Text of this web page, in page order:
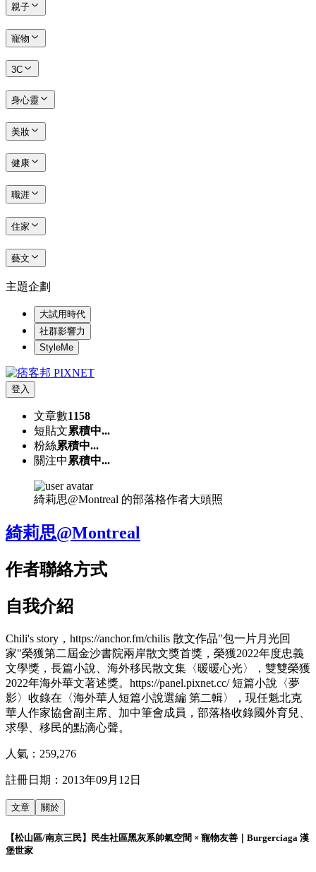
親子
寵物
3C
身心靈
美妝
健康
職涯
住家
藝文
主題企劃
大試用時代
社群影響力
StyleMe
登入
文章數1158
短貼文累積中...
粉絲累積中...
關注中 累積中...
綺莉思@Montreal 的部落格作者大頭照
綺莉思@Montreal
作者聯絡方式
自我介紹
Chili's story，https://anchor.fm/chilis 散文作品"包一片月光回
家"榮獲第二屆金沙書院兩岸散文獎首獎，榮獲2022年度忠義
文學獎，長篇小說、海外移民散文集〈暖暖心光〉，雙雙榮獲
2022年海外華文著述獎。https://panel.pixnet.cc/ 短篇小說〈夢
影〉收錄在〈海外華人短篇小說選編 第二輯〉，現任魁北克
華人作家協會副主席、加中筆會成員，部落格收錄國外育兒、
求學、移民的點滴心聲。
人氣： 259,276
註冊日期： 2013年09月12日
文章 關於
【松山區/南京三民】民生社區黑灰系帥氣空間 × 寵物友善｜Burgerciaga 漢
堡世家